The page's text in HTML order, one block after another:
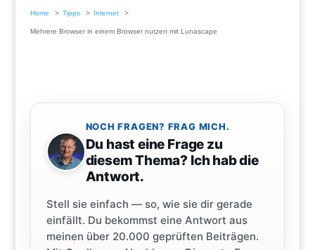
Home Tipps Internet
Mehrere Browser in einem Browser nutzen mit Lunascape
NOCH FRAGEN? FRAG MICH.
Du hast eine Frage zu
diesem Thema? Ich hab die
Antwort.
Stell sie einfach — so, wie sie dir gerade
einfällt. Du bekommst eine Antwort aus
meinen über 20.000 geprüften Beiträgen.